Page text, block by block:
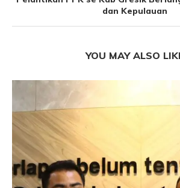
dan Kepulauan
YOU MAY ALSO